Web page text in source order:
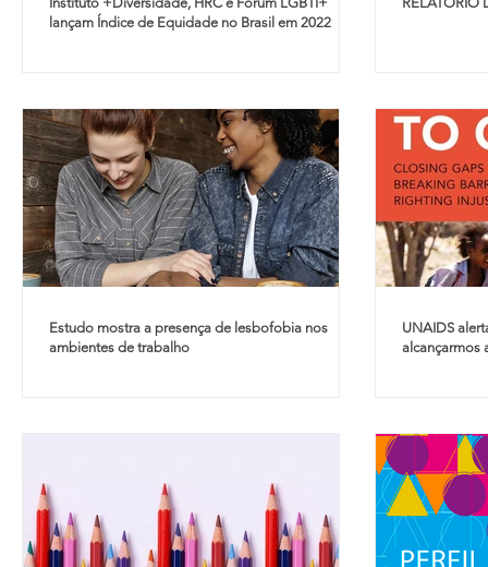
lançam Índice de Equidade no Brasil em 2022
Estudo mostra a presença de lesbofobia nos
ambientes de trabalho
UNAIDS
alcançarmos